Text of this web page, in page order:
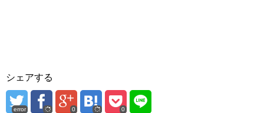
シェアする
error 0 0